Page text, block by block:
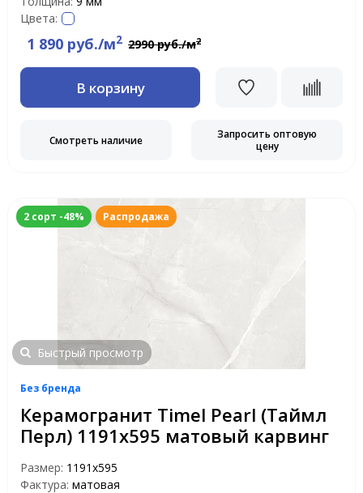
Цвета:
1 890 руб./м2 2990 руб./м2
В корзину
Смотреть наличие
Запросить оптовую
цену
2 сорт -48% Распродажа
Быстрый просмотр
Без бренда
Керамогранит Timel Pearl (Таймл
Перл) 1191х595 матовый карвинг
Размер: 1191x595
Фактура: матовая